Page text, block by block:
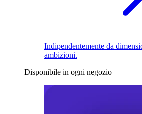
Indipendentemente da
ambizioni.
Disponibile in ogni negozio